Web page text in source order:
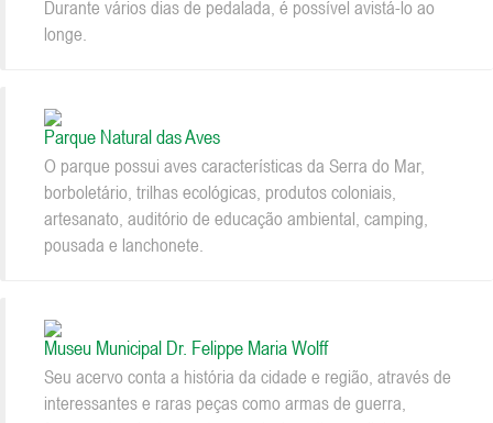
Durante vários dias de pedalada, é possível avistá-lo ao
longe.
Parque Natural das Aves
O parque possui aves características da Serra do Mar,
borboletário, trilhas ecológicas, produtos coloniais,
artesanato, auditório de educação ambiental, camping,
pousada e lanchonete.
Museu Municipal Dr. Felippe Maria Wolff
Seu acervo conta a história da cidade e região, através de
interessantes e raras peças como armas de guerra,